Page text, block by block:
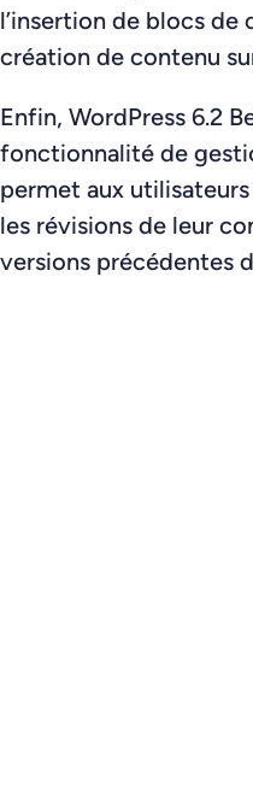
l’insertion de blocs
création de contenu
Enfin, WordPress 6.2
fonctionnalité de
permet aux
les révisions de leur
versions précédentes